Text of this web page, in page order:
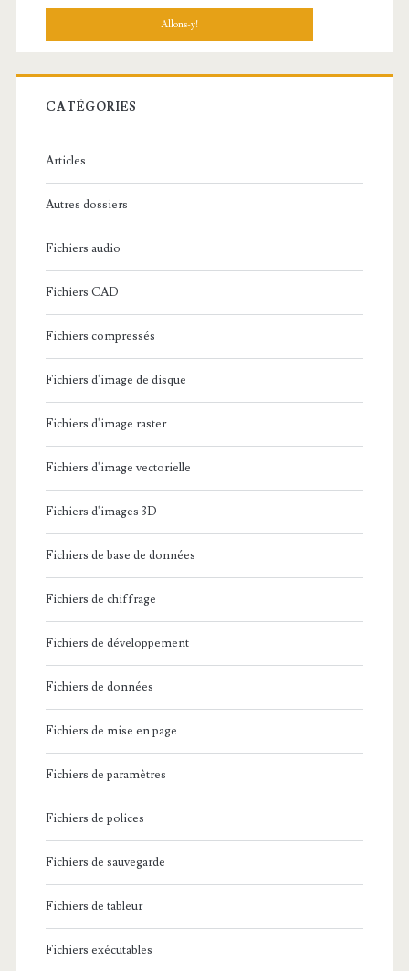
h
r
c
:
CATÉGORIES
Articles
Autres dossiers
Fichiers audio
Fichiers CAD
Fichiers compressés
Fichiers d'image de disque
Fichiers d'image raster
Fichiers d'image vectorielle
Fichiers d'images 3D
Fichiers de base de données
Fichiers de chiffrage
Fichiers de développement
Fichiers de données
Fichiers de mise en page
Fichiers de paramètres
Fichiers de polices
Fichiers de sauvegarde
Fichiers de tableur
Fichiers exécutables